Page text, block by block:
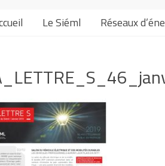
Le Siéml Réseaux